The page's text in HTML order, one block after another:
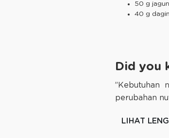
50 g
40 g
Did you
”Kebutuhan
perubahan
LIHAT